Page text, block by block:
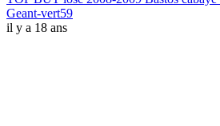
Geant-vert59
il y a 18 ans